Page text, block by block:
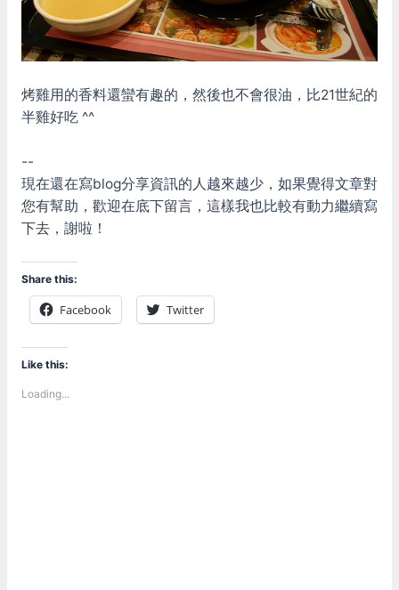
烤雞用的香料還蠻有趣的，然後也不會很油，比21世紀的
半雞好吃 ^^
--
現在還在寫blog分享資訊的人越來越少，如果覺得文章對
您有幫助，歡迎在底下留言，這樣我也比較有動力繼續寫
下去，謝啦！
Share this:
Facebook Twitter
Like this:
Loading...